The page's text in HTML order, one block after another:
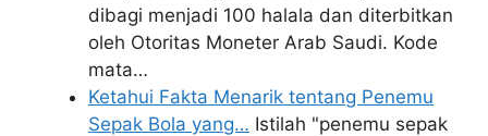
dibagi menjadi 100 halala dan diterbitkan
oleh Otoritas Moneter Arab Saudi. Kode
mata…
Ketahui Fakta Menarik tentang Penemu
Sepak Bola yang… Istilah "penemu sepak